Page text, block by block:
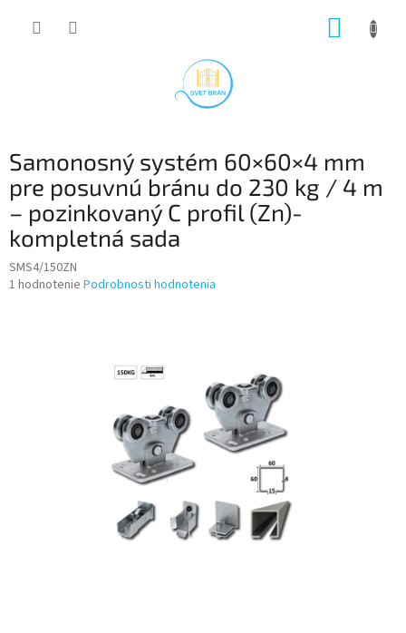
Samonosný systém 60×60×4 mm
pre posuvnú bránu do 230 kg / 4 m
– pozinkovaný C profil (Zn)-
kompletná sada
SMS4/150ZN
Priemerné
1 hodnotenie Podrobnosti hodnotenia